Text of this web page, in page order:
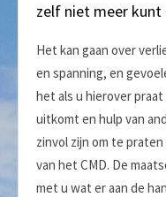
zelf niet meer kunt
Het kan gaan over
en spanning, en
het als u hierover
uitkomt en hulp van
zinvol zijn om te
van het CMD. De
met u wat er aan de